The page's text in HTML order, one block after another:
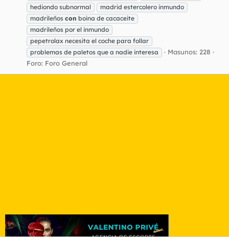
hediondo subnormal
madrid estercolero inmundo
madrileños con boina de cacaceite
madrileños por el inmundo
pepetrolax necesita el coche para follar
problemas de paletos que a nadie interesa
Masunos: 228
Foro: Foro General